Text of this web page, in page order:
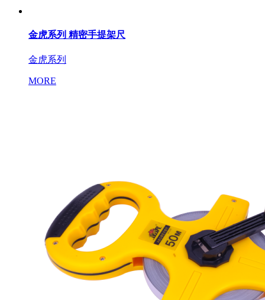
金虎系列 精密手提架尺
金虎系列
MORE